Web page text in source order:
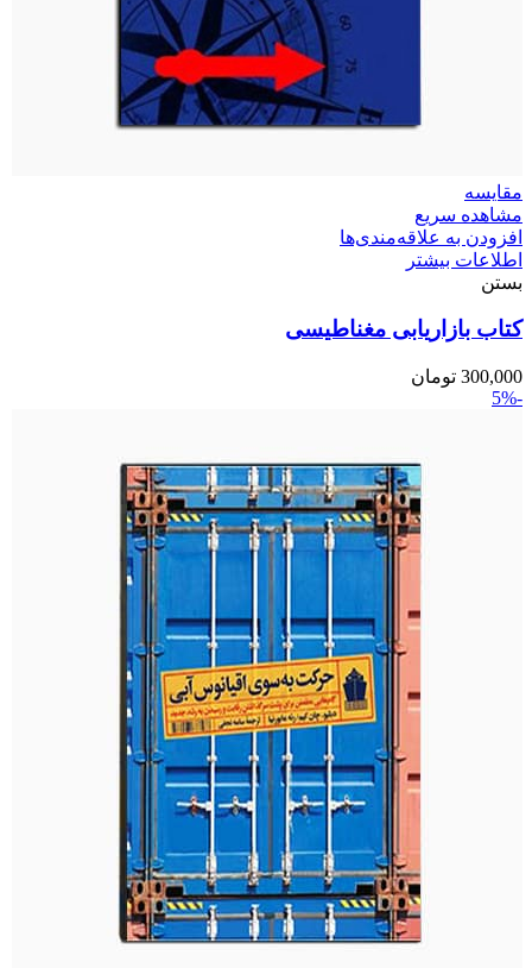
مقایسه
مشاهده سریع
افزودن به علاقه‌مندی‌ها
اطلاعات بیشتر
بستن
کتاب بازاریابی مغناطیسی
300,000 تومان
-5%